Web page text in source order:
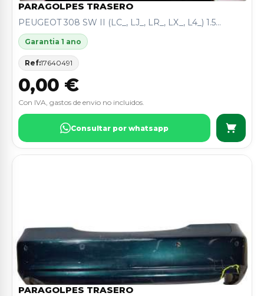
PARAGOLPES TRASERO
PEUGEOT 308 SW II (LC_, LJ_, LR_, LX_, L4_) 1.5...
Garantia 1 ano
Ref:17640491
0,00 €
Con IVA, gastos de envio no incluidos.
Consultar por whatsapp
PARAGOLPES TRASERO